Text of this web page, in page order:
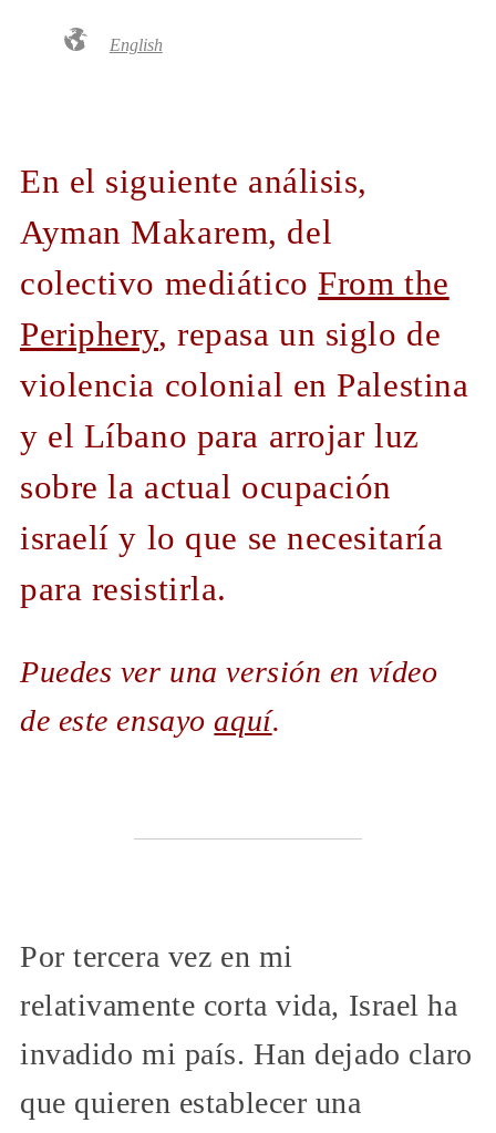
English
En el siguiente análisis,
Ayman Makarem, del
colectivo mediático From the
Periphery, repasa un siglo de
violencia colonial en Palestina
y el Líbano para arrojar luz
sobre la actual ocupación
israelí y lo que se necesitaría
para resistirla.
Puedes ver una versión en vídeo
de este ensayoaquí.
Por tercera vez en mi
relativamente corta vida, Israel ha
invadido mi país. Han dejado claro
que quieren establecer una